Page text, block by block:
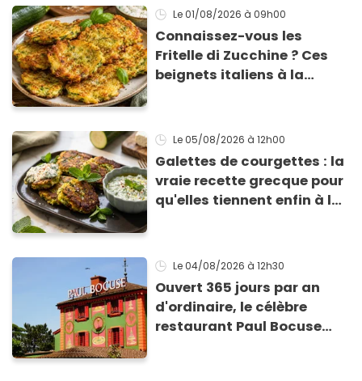
Le 01/08/2026 à 09h00
Connaissez-vous les
Fritelle di Zucchine ? Ces
beignets italiens à la
Le 05/08/2026 à 12h00
Galettes de courgettes : la
vraie recette grecque pour
qu'elles tiennent enfin à la
Le 04/08/2026 à 12h30
Ouvert 365 jours par an
d'ordinaire, le célèbre
restaurant Paul Bocuse